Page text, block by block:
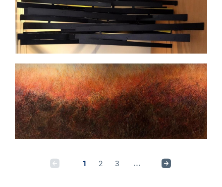
1 2 3 ...